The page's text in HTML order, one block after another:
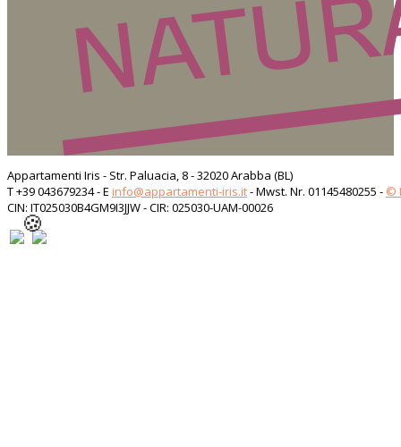
Appartamenti Iris - Str. Paluacia, 8 - 32020 Arabba (BL)
T +39 043679234 - E info@appartamenti-iris.it- Mwst. Nr. 01145480255 - ©
CIN: IT025030B4GM9I3JJW - CIR: 025030-UAM-00026
🍪